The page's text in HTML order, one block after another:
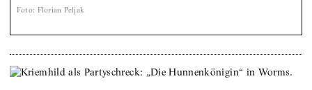
Foto: Florian Peljak